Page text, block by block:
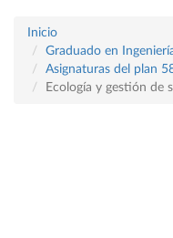
Inicio
Graduado en
Asignaturas del plan
Ecología y gestión de